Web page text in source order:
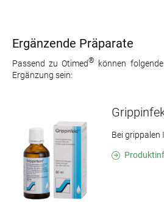
Ergänzende Präparate
Passend zu Otimed®
können
Ergänzung sein:
Bei grippalen